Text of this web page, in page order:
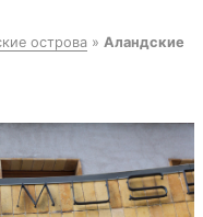
острова » Аландские